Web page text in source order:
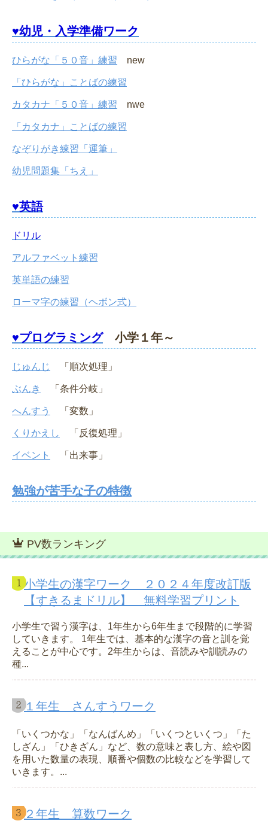
♥幼児・入学準備ワーク
ひらがな「５０音」練習 new
「ひらがな」ことばの練習
カタカナ「５０音」練習 nwe
「カタカナ」ことばの練習
なぞりがき練習「運筆」
幼児問題集「ちえ」
♥英語
ドリル
アルファベット練習
英単語の練習
ローマ字の練習（ヘボン式）
♥プログラミング小学１年～
じゅんじ 「順次処理」
ぶんき 「条件分岐」
へんすう 「変数」
くりかえし 「反復処理」
イベント 「出来事」
勉強が苦手な子の特徴
PV数ランキング
小学生の漢字ワーク ２０２４年度改訂版
【すきるまドリル】 無料学習プリント
小学生で習う漢字は、1年生から6年生まで段階的に学習
していきます。 1年生では、基本的な漢字の音と訓を覚
えることが中心です。2年生からは、音読みや訓読みの
種...
１年生 さんすうワーク
「いくつかな」「なんばんめ」「いくつといくつ」「た
しざん」「ひきざん」など、数の意味と表し方、絵や図
を用いた数量の表現、順番や個数の比較などを学習して
いきます。...
２年生 算数ワーク